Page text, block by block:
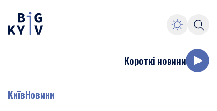
Короткі новини
КиївНовини